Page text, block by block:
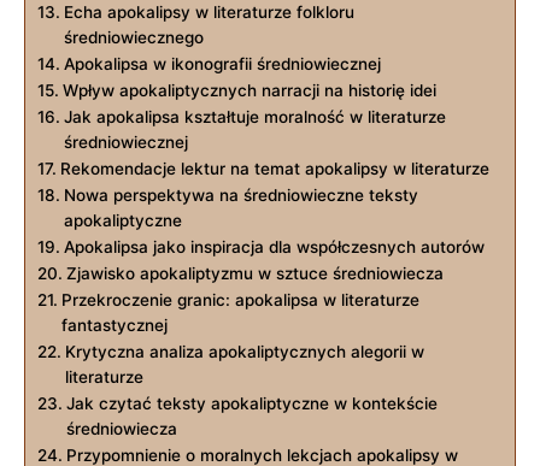
Echa ​apokalipsy w literaturze folkloru
średniowiecznego
Apokalipsa w ikonografii średniowiecznej
Wpływ apokaliptycznych narracji na historię idei
Jak apokalipsa kształtuje‍ moralność w literaturze
⁣średniowiecznej
Rekomendacje lektur na temat⁤ apokalipsy w literaturze
Nowa perspektywa na średniowieczne teksty⁢
apokaliptyczne
Apokalipsa jako inspiracja dla współczesnych ​autorów
Zjawisko apokaliptyzmu w sztuce średniowiecza
Przekroczenie granic: apokalipsa w literaturze
fantastycznej
Krytyczna analiza⁢ apokaliptycznych alegorii ‌w
literaturze
Jak ⁤czytać teksty apokaliptyczne w kontekście
średniowiecza
Przypomnienie o moralnych lekcjach apokalipsy ‍w